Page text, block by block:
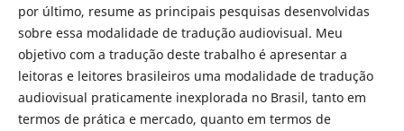
por último, resume as principais pesquisas desenvolvidas
sobre essa modalidade de tradução audiovisual. Meu
objetivo com a tradução deste trabalho é apresentar a
leitoras e leitores brasileiros uma modalidade de tradução
audiovisual praticamente inexplorada no Brasil, tanto em
termos de prática e mercado, quanto em termos de